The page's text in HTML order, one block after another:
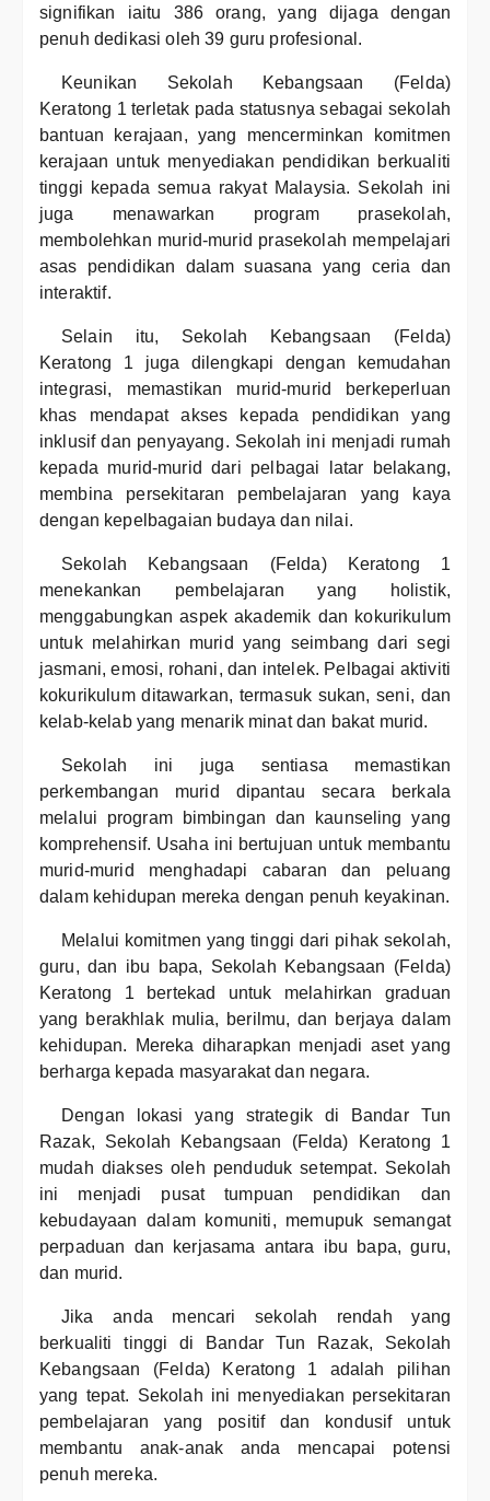
signifikan iaitu 386 orang, yang dijaga dengan
penuh dedikasi oleh 39 guru profesional.
Keunikan Sekolah Kebangsaan (Felda)
Keratong 1 terletak pada statusnya sebagai sekolah
bantuan kerajaan, yang mencerminkan komitmen
kerajaan untuk menyediakan pendidikan berkualiti
tinggi kepada semua rakyat Malaysia. Sekolah ini
juga menawarkan program prasekolah,
membolehkan murid-murid prasekolah mempelajari
asas pendidikan dalam suasana yang ceria dan
interaktif.
Selain itu, Sekolah Kebangsaan (Felda)
Keratong 1 juga dilengkapi dengan kemudahan
integrasi, memastikan murid-murid berkeperluan
khas mendapat akses kepada pendidikan yang
inklusif dan penyayang. Sekolah ini menjadi rumah
kepada murid-murid dari pelbagai latar belakang,
membina persekitaran pembelajaran yang kaya
dengan kepelbagaian budaya dan nilai.
Sekolah Kebangsaan (Felda) Keratong 1
menekankan pembelajaran yang holistik,
menggabungkan aspek akademik dan kokurikulum
untuk melahirkan murid yang seimbang dari segi
jasmani, emosi, rohani, dan intelek. Pelbagai aktiviti
kokurikulum ditawarkan, termasuk sukan, seni, dan
kelab-kelab yang menarik minat dan bakat murid.
Sekolah ini juga sentiasa memastikan
perkembangan murid dipantau secara berkala
melalui program bimbingan dan kaunseling yang
komprehensif. Usaha ini bertujuan untuk membantu
murid-murid menghadapi cabaran dan peluang
dalam kehidupan mereka dengan penuh keyakinan.
Melalui komitmen yang tinggi dari pihak sekolah,
guru, dan ibu bapa, Sekolah Kebangsaan (Felda)
Keratong 1 bertekad untuk melahirkan graduan
yang berakhlak mulia, berilmu, dan berjaya dalam
kehidupan. Mereka diharapkan menjadi aset yang
berharga kepada masyarakat dan negara.
Dengan lokasi yang strategik di Bandar Tun
Razak, Sekolah Kebangsaan (Felda) Keratong 1
mudah diakses oleh penduduk setempat. Sekolah
ini menjadi pusat tumpuan pendidikan dan
kebudayaan dalam komuniti, memupuk semangat
perpaduan dan kerjasama antara ibu bapa, guru,
dan murid.
Jika anda mencari sekolah rendah yang
berkualiti tinggi di Bandar Tun Razak, Sekolah
Kebangsaan (Felda) Keratong 1 adalah pilihan
yang tepat. Sekolah ini menyediakan persekitaran
pembelajaran yang positif dan kondusif untuk
membantu anak-anak anda mencapai potensi
penuh mereka.